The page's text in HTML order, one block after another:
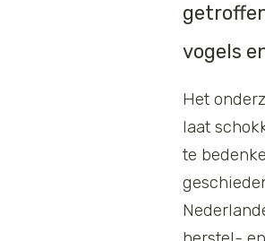
vogels
Het
laat
te